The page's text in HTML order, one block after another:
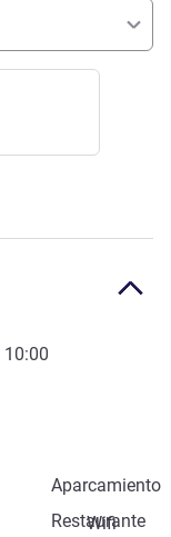
10:00
Aparcamiento
Restaurante
Wifi